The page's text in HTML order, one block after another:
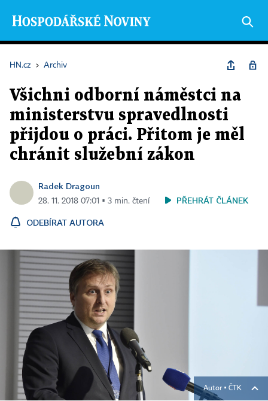
HN.cz › Archiv
Všichni odborní náměstci na
ministerstvu spravedlnosti
přijdou o práci. Přitom je měl
chránit služební zákon
Radek Dragoun
28. 11. 2018 07:01 ▪ 3 min. čtení PŘEHRÁT ČLÁNEK
ODEBÍRAT AUTORA
Autor ▪ ČTK